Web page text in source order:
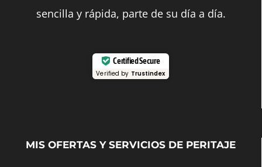
sencilla y rápida, parte de su día a día.
Certified Secure
Verified by Trustindex
MIS OFERTAS Y SERVICIOS DE PERITAJE